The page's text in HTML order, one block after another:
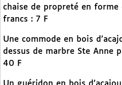
chaise de propreté en
francs : 7 F
Une commode en bois
dessus de marbre Ste Anne
40 F